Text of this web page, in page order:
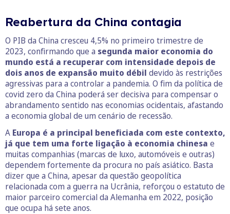
Reabertura da China contagia
O PIB da China cresceu 4,5% no primeiro trimestre de
2023, confirmando que a segunda maior economia do
mundo está a recuperar com intensidade depois de
dois anos de expansão muito débil devido às restrições
agressivas para a controlar a pandemia. O fim da política de
covid zero da China poderá ser decisiva para compensar o
abrandamento sentido nas economias ocidentais, afastando
a economia global de um cenário de recessão.
A Europa é a principal beneficiada com este contexto,
já que tem uma forte ligação à economia chinesa e
muitas companhias (marcas de luxo, automóveis e outras)
dependem fortemente da procura no país asiático. Basta
dizer que a China, apesar da questão geopolítica
relacionada com a guerra na Ucrânia, reforçou o estatuto de
maior parceiro comercial da Alemanha em 2022, posição
que ocupa há sete anos.